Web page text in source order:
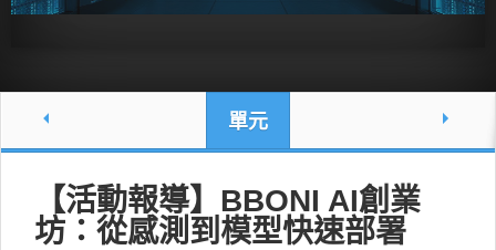
單元
【活動報導】BBONI AI創業
坊：從感測到模型快速部署